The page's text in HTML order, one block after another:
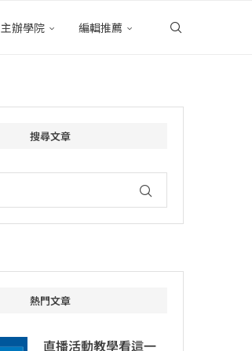
主辦學院 編輯推薦
搜尋文章
熱門文章
直播活動教學看這一